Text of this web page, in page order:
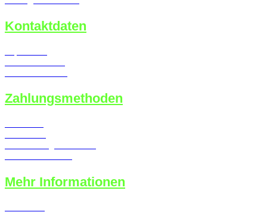
Kontaktdaten
Zahlungsmethoden
Mehr Informationen